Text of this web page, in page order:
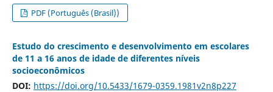
PDF (Português (Brasil))
Estudo do crescimento e desenvolvimento em escolares
de 11 a 16 anos de idade de diferentes níveis
socioeconômicos
DOI: https://doi.org/10.5433/1679-0359.1981v2n8p227